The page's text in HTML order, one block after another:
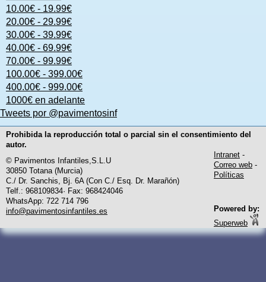
10.00€ - 19.99€
20.00€ - 29.99€
30.00€ - 39.99€
40.00€ - 69.99€
70.00€ - 99.99€
100.00€ - 399.00€
400.00€ - 999.00€
1000€ en adelante
Tweets por @pavimentosinf
Prohibida la reproducción total o parcial sin el consentimiento del
autor.
© Pavimentos Infantiles,S.L.U
30850 Totana (Murcia)
C./ Dr. Sanchis, Bj. 6A (Con C./ Esq. Dr. Marañón)
Telf.: 968109834· Fax: 968424046
WhatsApp: 722 714 796
info@pavimentosinfantiles.es
Intranet -
Correo web -
Políticas
Powered by:
Superweb